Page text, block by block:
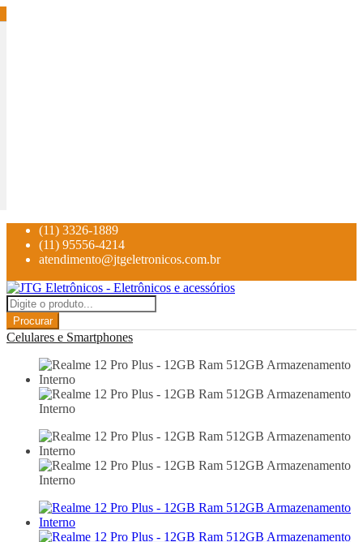
(11) 3326-1889
(11) 95556-4214
atendimento@jtgeletronicos.com.br
Procurar
Celulares e Smartphones